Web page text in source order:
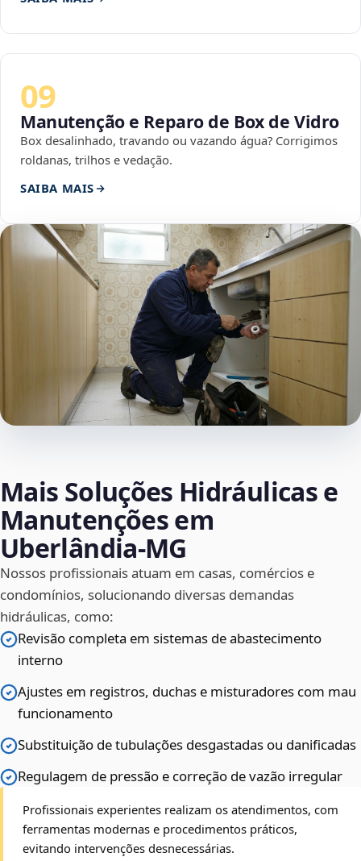
09
Manutenção e Reparo de Box de Vidro
Box desalinhado, travando ou vazando água? Corrigimos
roldanas, trilhos e vedação.
SAIBA MAIS
Mais Soluções Hidráulicas e
Manutenções em
Uberlândia‑MG
Nossos profissionais atuam em casas, comércios e
condomínios, solucionando diversas demandas
hidráulicas, como:
Revisão completa em sistemas de abastecimento
interno
Ajustes em registros, duchas e misturadores com mau
funcionamento
Substituição de tubulações desgastadas ou danificadas
Regulagem de pressão e correção de vazão irregular
Profissionais experientes realizam os atendimentos, com
ferramentas modernas e procedimentos práticos,
evitando intervenções desnecessárias.